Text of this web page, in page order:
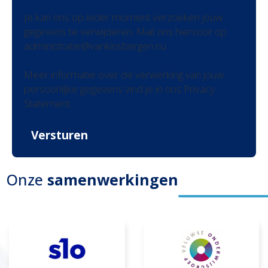
Je kan ons op ieder moment verzoeken jouw
gegevens te verwijderen. Mail ons hiervoor op
administratie@vankinsbergen.nu
Meer informatie over de verwerking van jouw
persoonlijke gegevens vind je in ons Privacy
Statement.
Versturen
Onze samenwerkingen